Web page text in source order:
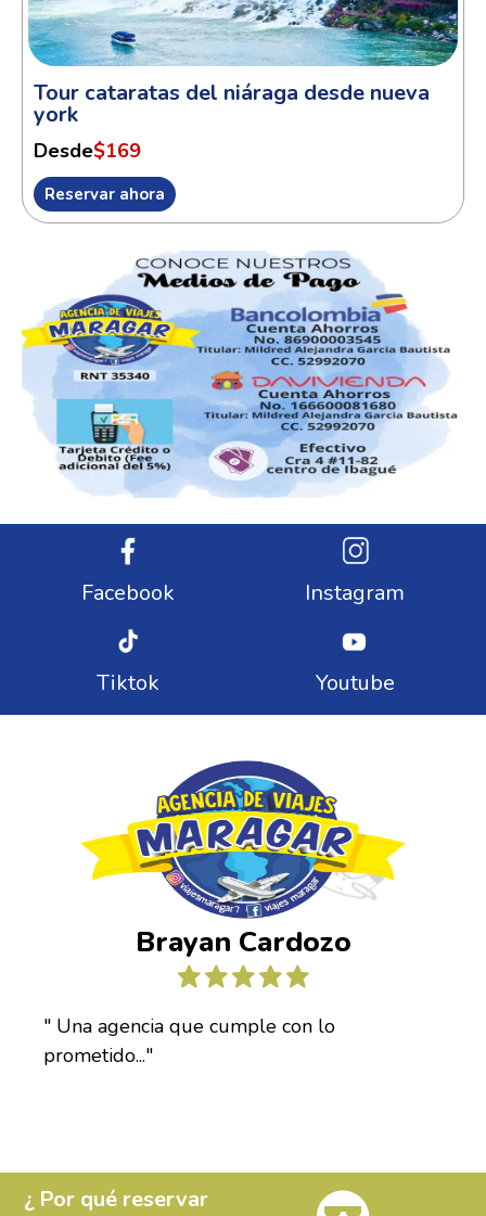
Tour cataratas del niáraga desde nueva
york
Desde$169
Reservar ahora
Facebook Instagram
Tiktok Youtube
Brayan Cardozo
" Una agencia que cumple con lo
prometido..."
¿ Por qué reservar